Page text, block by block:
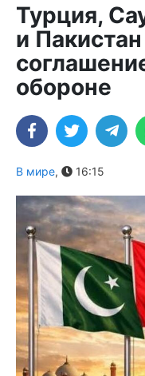
Турция,
и
обороне
В мире, 16:15